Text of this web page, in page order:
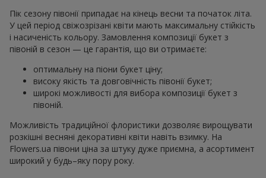
Пік сезону півонії припадає на кінець весни та початок літа.
У цей період свіжозрізані квіти мають максимальну стійкість
і насиченість кольору. Замовлення композиції букет з
півоній в сезон — це гарантія, що ви отримаєте:
оптимальну на піони букет ціну;
високу якість та довговічність півонії букет;
широкі можливості для вибора композиції букет з
півоній.
Можливість традиційної флористики дозволяє вирощувати
розкішні весняні декоративні квіти навіть взимку. На
Flowers.ua півони ціна за штуку дуже приємна, а асортимент
широкий у будь–яку пору року.